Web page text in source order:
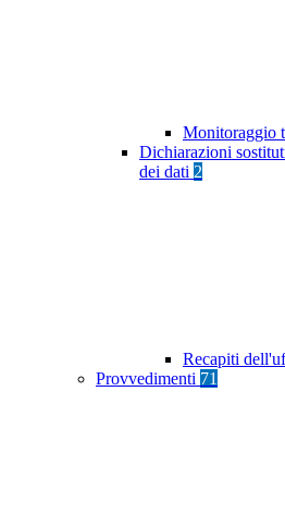
Monitoraggio
Dichiarazioni
dei dati 2
Recapiti
Provvedimenti 71